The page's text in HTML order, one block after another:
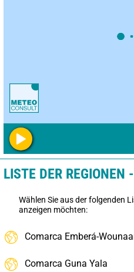
LISTE DER
Wählen Sie aus der folgenden
anzeigen möchten:
Comarca Emberá-
Comarca Guna Yala